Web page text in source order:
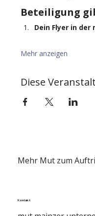
Beteiligung
Dein Flyer in
Mehr anzeigen
Diese
Mehr Mut zum
Kontakt